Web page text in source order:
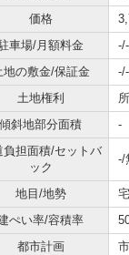
価格
車場/月額料金
-/-
地の敷金/保証金
-/-
土地権利
傾斜地部分面積
-
負担面積/セットバ
ック
-/
地目/地勢
ぺい率/容積率
都市計画